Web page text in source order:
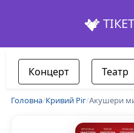
ТІКЕТ
Концерт Театр
Головна/Кривий Ріг/Акушери